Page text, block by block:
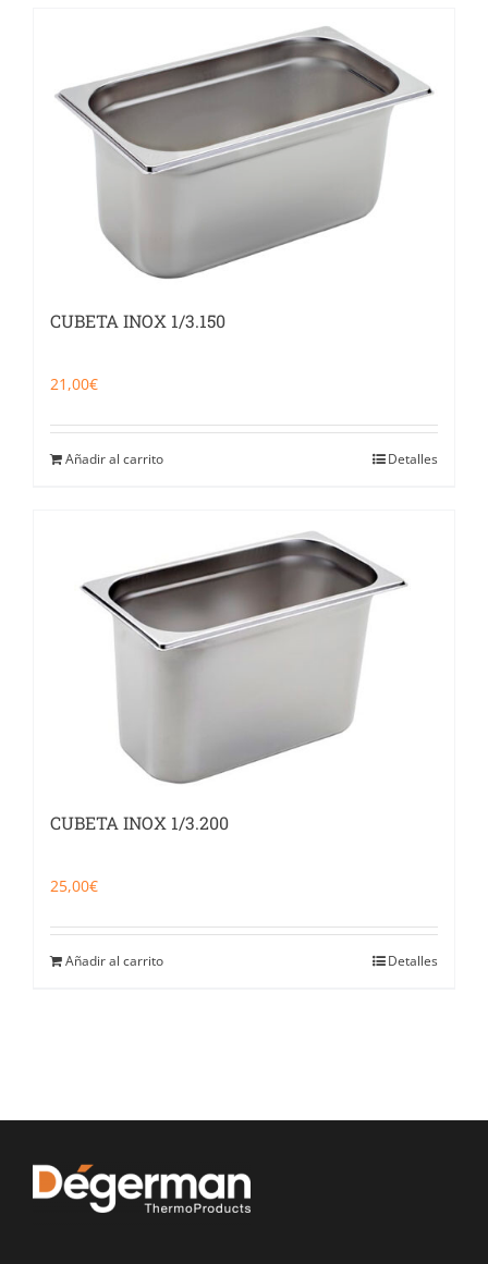
CUBETA INOX 1/3.150
21,00€
Añadir al carrito Detalles
CUBETA INOX 1/3.200
25,00€
Añadir al carrito Detalles